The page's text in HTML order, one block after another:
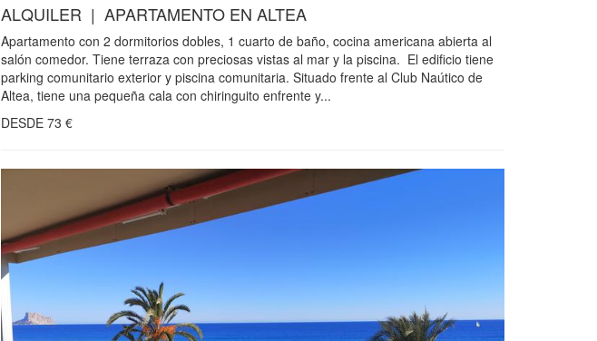
ALQUILER | APARTAMENTO EN ALTEA
Apartamento con 2 dormitorios dobles, 1 cuarto de baño, cocina americana abierta al
salón comedor. Tiene terraza con preciosas vistas al mar y la piscina. El edificio tiene
parking comunitario exterior y piscina comunitaria. Situado frente al Club Naútico de
Altea, tiene una pequeña cala con chiringuito enfrente y...
DESDE 73 €